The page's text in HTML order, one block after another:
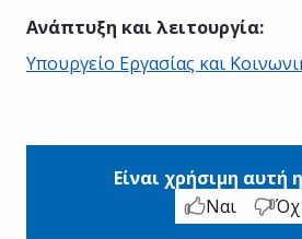
Ανάπτυξη και λειτουργία:
Υπουργείο Εργασίας και
Είναι χρήσιμη αυτή
Ναι